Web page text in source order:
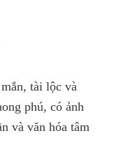
tài lộc và
phú, có ảnh
và văn hóa tâm